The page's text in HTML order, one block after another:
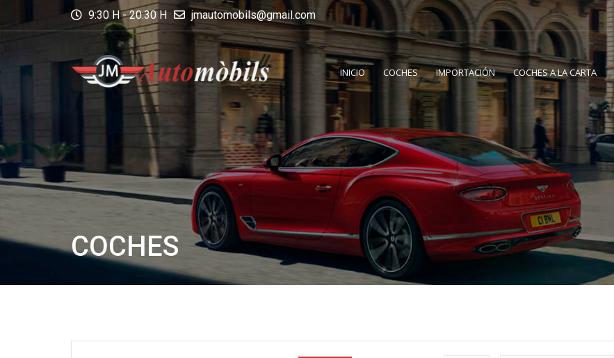
9:30 H - 20:30 H jmautomobils@gmail.com
INICIO COCHES IMPORTACIÓN COCHES A LA CARTA
COCHES